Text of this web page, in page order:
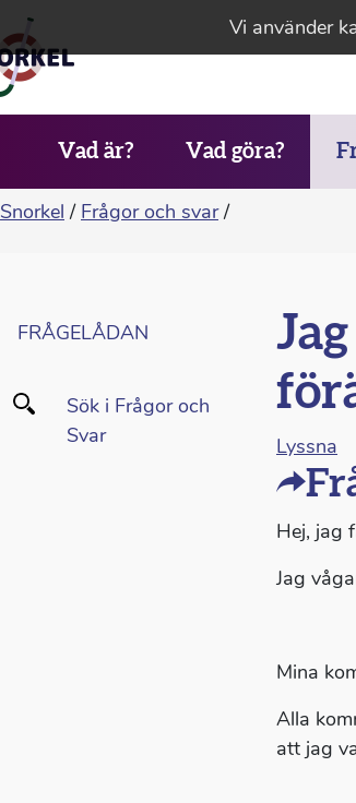
Vi använder
Vad är? Vad göra?
Snorkel / Frågor och svar /
FRÅGELÅDAN
Sök i Frågor och
Svar
Lyssna
Hej, jag
Jag
Mina
Alla
att jag